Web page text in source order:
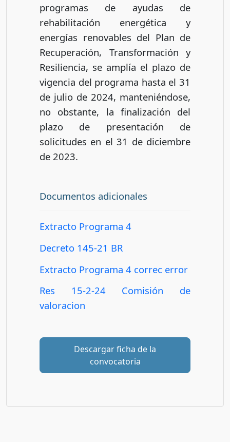
programas de ayudas de
rehabilitación energética y
energías renovables del Plan de
Recuperación, Transformación y
Resiliencia, se amplía el plazo de
vigencia del programa hasta el 31
de julio de 2024, manteniéndose,
no obstante, la finalización del
plazo de presentación de
solicitudes en el 31 de diciembre
de 2023.
Documentos adicionales
Extracto Programa 4
Decreto 145-21 BR
Extracto Programa 4 correc error
Res 15-2-24 Comisión de
valoracion
Descargar ficha de la
convocatoria